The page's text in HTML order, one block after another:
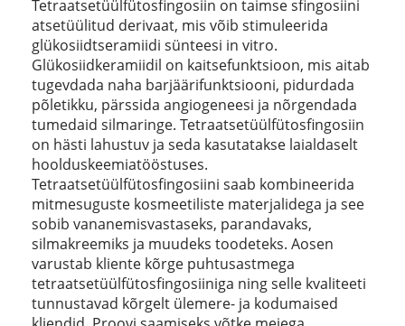
Tetraatsetüülfütosfingosiin on taimse sfingosiini
atsetüülitud derivaat, mis võib stimuleerida
glükosiidtseramiidi sünteesi in vitro.
Glükosiidkeramiidil on kaitsefunktsioon, mis aitab
tugevdada naha barjäärifunktsiooni, pidurdada
põletikku, pärssida angiogeneesi ja nõrgendada
tumedaid silmaringe. Tetraatsetüülfütosfingosiin
on hästi lahustuv ja seda kasutatakse laialdaselt
hoolduskeemiatööstuses.
Tetraatsetüülfütosfingosiini saab kombineerida
mitmesuguste kosmeetiliste materjalidega ja see
sobib vananemisvastaseks, parandavaks,
silmakreemiks ja muudeks toodeteks. Aosen
varustab kliente kõrge puhtusastmega
tetraatsetüülfütosfingosiiniga ning selle kvaliteeti
tunnustavad kõrgelt ülemere- ja kodumaised